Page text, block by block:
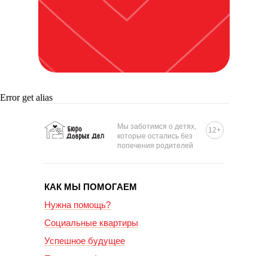
Error get alias
Мы заботимся о детях,
которые остались без
попечения родителей
КАК МЫ ПОМОГАЕМ
Нужна помощь?
Социальные квартиры
Успешное будущее
12+